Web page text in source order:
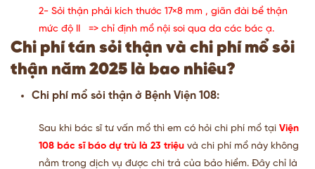
2- Sỏi thận phải kích thước 17×8 mm , giãn đài bể thận
mức độ II => chỉ định mổ nội soi qua da các bác ạ.
Chi phí tán sỏi thận và chi phí mổ sỏi
thận năm 2025 là bao nhiêu?
Chi phí mổ sỏi thận ở Bệnh Viện 108:
Sau khi bác sĩ tư vấn mổ thì em có hỏi chi phí mổ tại Viện
108 bác sĩ báo dự trù là 23 triệu và chi phí mổ này không
nằm trong dịch vụ được chi trả của bảo hiểm. Đây chỉ là